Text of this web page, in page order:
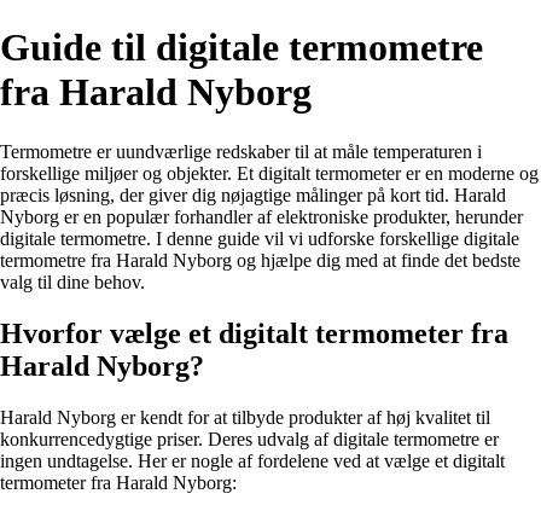
Guide til digitale termometre
fra Harald Nyborg
Termometre er uundværlige redskaber til at måle temperaturen i
forskellige miljøer og objekter. Et digitalt termometer er en moderne og
præcis løsning, der giver dig nøjagtige målinger på kort tid. Harald
Nyborg er en populær forhandler af elektroniske produkter, herunder
digitale termometre. I denne guide vil vi udforske forskellige digitale
termometre fra Harald Nyborg og hjælpe dig med at finde det bedste
valg til dine behov.
Hvorfor vælge et digitalt termometer fra
Harald Nyborg?
Harald Nyborg er kendt for at tilbyde produkter af høj kvalitet til
konkurrencedygtige priser. Deres udvalg af digitale termometre er
ingen undtagelse. Her er nogle af fordelene ved at vælge et digitalt
termometer fra Harald Nyborg: